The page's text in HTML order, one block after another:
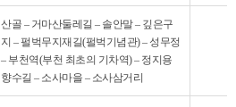
산골 – 거마산둘레길 – 솔안말 – 깊은구
지 – 펄벅무지재길(펄벅기념관) – 성무정
– 부천역(부천 최초의 기차역) – 정지용
향수길 – 소사마을 – 소사삼거리